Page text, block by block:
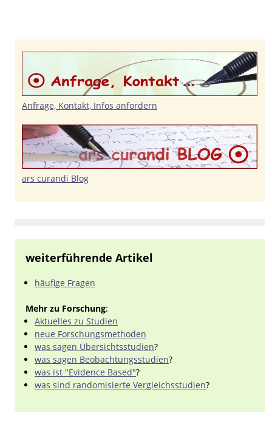
Anfrage, Kontakt, Infos anfordern
ars curandi Blog
weiterführende Artikel
häufige Fragen
Mehr zu Forschung:
Aktuelles zu Studien
neue Forschungsmethoden
was sagen Übersichtsstudien?
was sagen Beobachtungsstudien?
was ist "Evidence Based"?
was sind randomisierte Vergleichsstudien?